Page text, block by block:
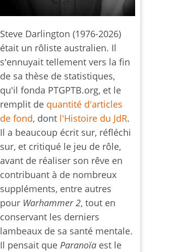
Steve Darlington (1976-2026)
était un rôliste australien. Il
s'ennuyait tellement vers la fin
de sa thèse de statistiques,
qu'il fonda PTGPTB.org, et le
remplit de quantité d'articles
de fond, dont l'Histoire du JdR.
Il a beaucoup écrit sur, réfléchi
sur, et critiqué le jeu de rôle,
avant de réaliser son rêve en
contribuant à de nombreux
suppléments, entre autres
pour Warhammer 2, tout en
conservant les derniers
lambeaux de sa santé mentale.
Il pensait queParanoïa est le